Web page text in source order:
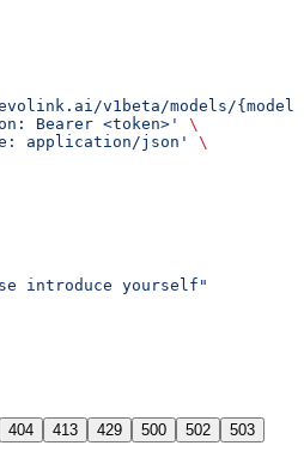
v1beta/models/
Bearer <token>'
\
application/json'
\
introduce yourself"
404 413 429 500 502 503